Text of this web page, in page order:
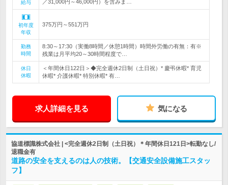
給与
／31,000円～46,000円）を含みま…
初年度
年収
375万円～551万円
勤務
時間
8:30～17:30（実働8時間／休憩1時間）時間外労働の有無：有※
残業は月平均20～30時間程度で…
休日
休暇
＜年間休日122日＞◆完全週休2日制（土日祝）* 慶弔休暇* 育児
休暇* 介護休暇* 特別休暇* 有…
求人詳細を見る 気になる
協道標識株式会社 | <完全週休2日制（土日祝）＊年間休日121日>転勤なし/
退職金有
道路の安全を支えるのは人の技術。【交通安全設備施工スタッ
フ】